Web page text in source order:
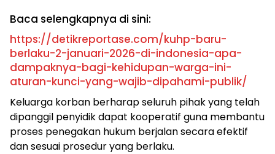
Baca selengkapnya di sini:
https://detikreportase.com/kuhp-baru-
berlaku-2-januari-2026-di-indonesia-apa-
dampaknya-bagi-kehidupan-warga-ini-
aturan-kunci-yang-wajib-dipahami-publik/
Keluarga korban berharap seluruh pihak yang telah
dipanggil penyidik dapat kooperatif guna membantu
proses penegakan hukum berjalan secara efektif
dan sesuai prosedur yang berlaku.